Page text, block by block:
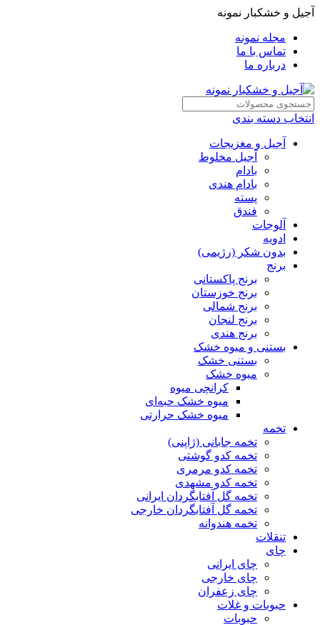
آجیل و خشکبار نمونه
مجله نمونه
تماس با ما
درباره ما
انتخاب دسته بندی
آجیل و مغزیجات
آجیل مخلوط
بادام
بادام هندی
پسته
فندق
آلوجات
ادویه
بدون شکر (رژیمی)
برنج
برنج پاکستانی
برنج خوزستان
برنج شمالی
برنج لنجان
برنج هندی
بستنی و میوه خشک
بستنی خشک
میوه خشک
کرانچی میوه
میوه خشک حبه‌ای
میوه خشک حرارتی
تخمه
تخمه جابانی (ژاپنی)
تخمه کدو گوشتی
تخمه کدو مرمری
تخمه کدو مشهدی
تخمه گل آفتابگردان ایرانی
تخمه گل آفتابگردان خارجی
تخمه هندوانه
تنقلات
چای
چای ایرانی
چای خارجی
چای زعفران
حبوبات و غلات
حبوبات